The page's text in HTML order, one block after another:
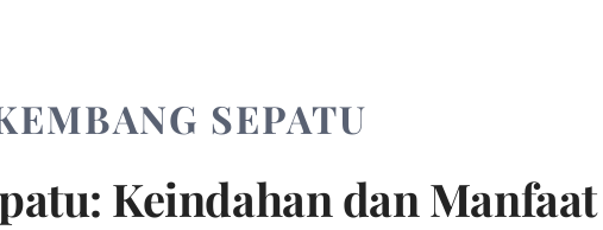
SEPATU
Keindahan dan Manfaat